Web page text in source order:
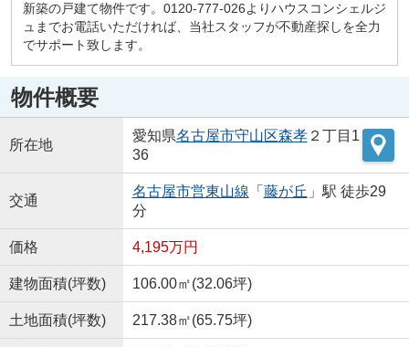
新築の戸建て物件です。0120-777-026よりハウスコンシェルジ
ュまでお電話いただければ、当社スタッフが不動産探しを全力
でサポート致します。
物件概要
所在地
愛知県名古屋市守山区森孝２丁目1
36
交通
名古屋市営東山線 「 藤が丘 」駅 徒歩29
分
価格 4,195万円
建物面積(坪数) 106.00㎡(32.06坪)
土地面積(坪数) 217.38㎡(65.75坪)